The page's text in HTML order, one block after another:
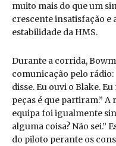
muito mais do que um
crescente insatisfação e
estabilidade da HMS.
Durante a corrida,
comunicação pelo rádio:
disse. Eu ouvi o Blake.
peças é que partiram.”
equipa foi igualmente
alguma coisa? Não sei.”
do piloto perante os